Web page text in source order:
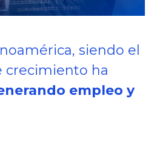
siendo el
crecimiento ha
empleo y